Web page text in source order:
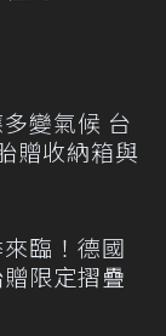
變氣候 台
贈收納箱與
臨！德國
限定摺疊